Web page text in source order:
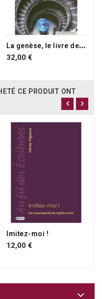
L
a genèse, le livre des origines
32,00 €
CE PRODUIT ONT
Imitez-moi !
12,00 €